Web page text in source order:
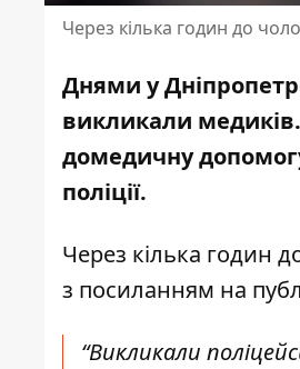
Через кілька годин до
Днями у
викликали
домедичну
поліції.
Через кілька годин
з посиланням на
“Викликали